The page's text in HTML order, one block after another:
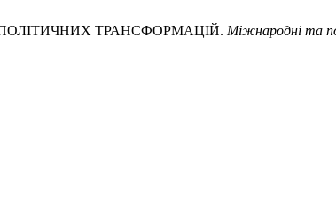
ТРАНСФОРМАЦІЙ. Міжнародні та